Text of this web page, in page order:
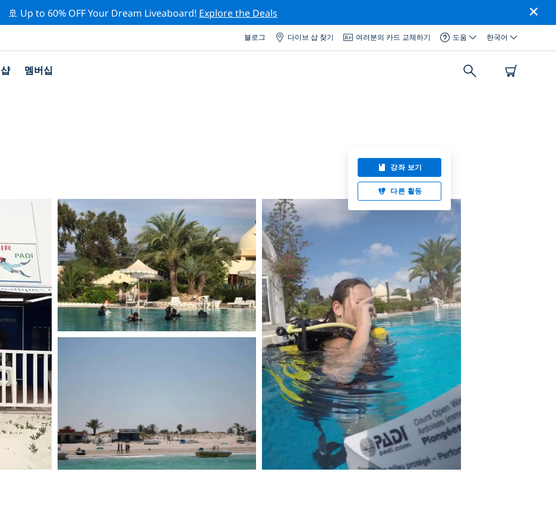
🚢 Up to 60% OFF Your Dream Liveaboard! Explore the Deals
블로그 다이브 샵 찾기 여러분의 카드 교체하기 도움 한국어
샵 멤버십
강좌 보기
다른 활동